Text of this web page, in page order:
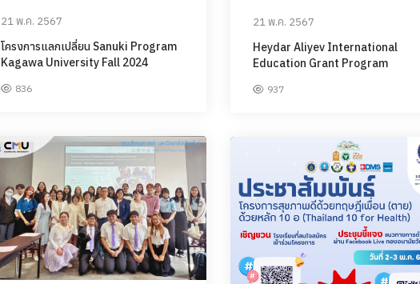
21 พ.ค. 2567
โครงการแลกเปลี่ยน Sanuki Program
Kagawa University Fall 2024
836
21 พ.ค. 2567
Heydar Aliyev International
Education Grant Program
937